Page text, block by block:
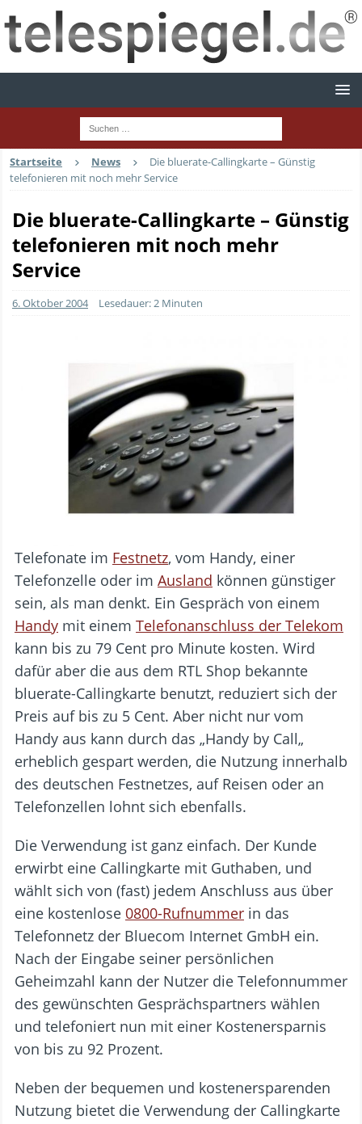
Startseite News
Die bluerate-Callingkarte – Günstig
telefonieren mit noch mehr Service
Die bluerate-Callingkarte – Günstig
telefonieren mit noch mehr
Service
6. Oktober 2004 Lesedauer: 2 Minuten
Telefonate im Festnetz, vom Handy, einer
Telefonzelle oder im Ausland können günstiger
sein, als man denkt. Ein Gespräch von einem
Handy mit einem Telefonanschluss der Telekom
kann bis zu 79 Cent pro Minute kosten. Wird
dafür aber die aus dem RTL Shop bekannte
bluerate-Callingkarte benutzt, reduziert sich der
Preis auf bis zu 5 Cent. Aber nicht nur vom
Handy aus kann durch das „Handy by Call„
erheblich gespart werden, die Nutzung innerhalb
des deutschen Festnetzes, auf Reisen oder an
Telefonzellen lohnt sich ebenfalls.
Die Verwendung ist ganz einfach. Der Kunde
erwirbt eine Callingkarte mit Guthaben, und
wählt sich von (fast) jedem Anschluss aus über
eine kostenlose 0800-Rufnummer in das
Telefonnetz der Bluecom Internet GmbH ein.
Nach der Eingabe seiner persönlichen
Geheimzahl kann der Nutzer die Telefonnummer
des gewünschten Gesprächspartners wählen
und telefoniert nun mit einer Kostenersparnis
von bis zu 92 Prozent.
Neben der bequemen und kostenersparenden
Nutzung bietet die Verwendung der Callingkarte